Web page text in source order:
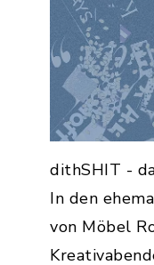
dithSHIT -
In den
von Möbel